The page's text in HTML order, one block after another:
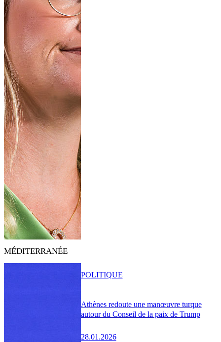
MÉDITERRANÉE
Athènes redoute une manœuvre turque
autour du Conseil de la paix de Trump
28.01.2026
POLITIQUE